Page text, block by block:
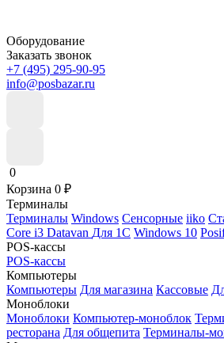
Оборудование
Заказать звонок
+7 (495) 295-90-95
info@posbazar.ru
0
Корзина 0 ₽
Терминалы
Терминалы Windows Сенсорные iiko
Core i3 Datavan Для 1С Windows 10
POS-кассы
POS-кассы
Компьютеры
Компьютеры Для магазина Кассовые
Моноблоки
Моноблоки Компьютер-моноблок
ресторана Для общепита Терминалы-